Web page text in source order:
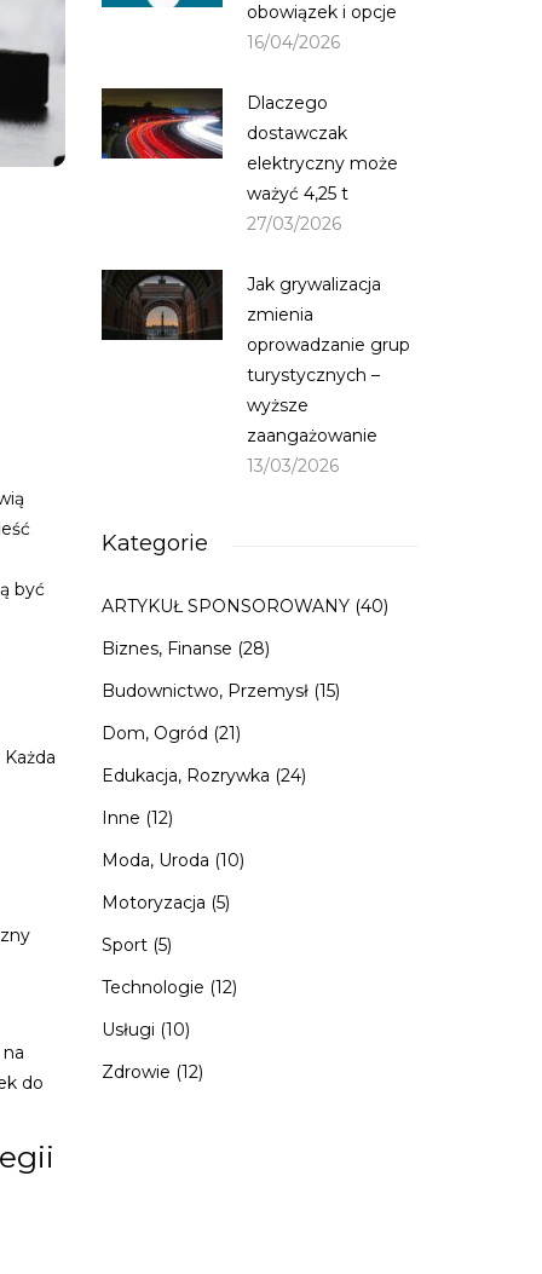
być
do
obowiązek i opcje
16/04/2026
Dlaczego
dostawczak
elektryczny może
ważyć 4,25 t
27/03/2026
Jak grywalizacja
zmienia
oprowadzanie grup
turystycznych –
wyższe
zaangażowanie
13/03/2026
Kategorie
ARTYKUŁ SPONSOROWANY(40)
Biznes, Finanse (28)
Budownictwo, Przemysł(15)
Dom, Ogród (21)
Edukacja, Rozrywka (24)
Inne (12)
Moda, Uroda (10)
Motoryzacja (5)
Sport(5)
Technologie (12)
Usługi (10)
Zdrowie (12)